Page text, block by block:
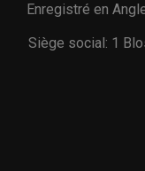
Enregistré en
Siège social: 1